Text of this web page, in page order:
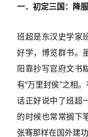
一．初定三国：降
班超是东汉史学家
好学，博览群书。
阳靠抄写官府文书
有“万里封侯”之相
话正好说中了班超
的时候也常常搁下
张骞那样在国外建功